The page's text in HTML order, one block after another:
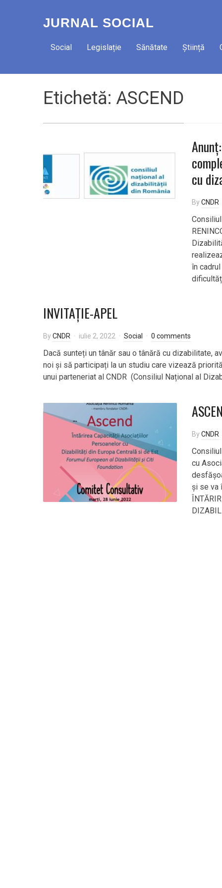
JURNAL SOCIAL
Social Legislație Sănătate Știință
Etichetă: ASCEND
cu
ByCNDR
în
INVITAȚIE-APEL
ByCNDR iulie 2, 2022 Social 0 comments
Dacă sunteți un tânăr sau o tânără cu dizabilitate,
noi și să participați la un studiu care vizează
unui parteneriat al CNDR (Consiliul Național al
ByCNDR
cu
și se va